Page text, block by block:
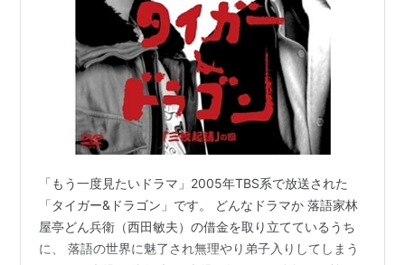
「もう一度見たいドラマ」2005年TBS系で放送された
「タイガー&ドラゴン」です。 どんなドラマか 落語家林
屋亭どん兵衛（西田敏夫）の借金を取り立てているうち
に、 落語の世界に魅了され無理やり弟子入りしてしまう